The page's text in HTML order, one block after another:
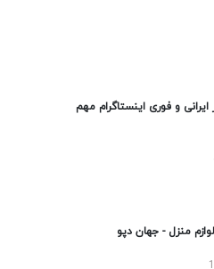
و فوری اینستاگرام مهم
منزل - جهان دپو